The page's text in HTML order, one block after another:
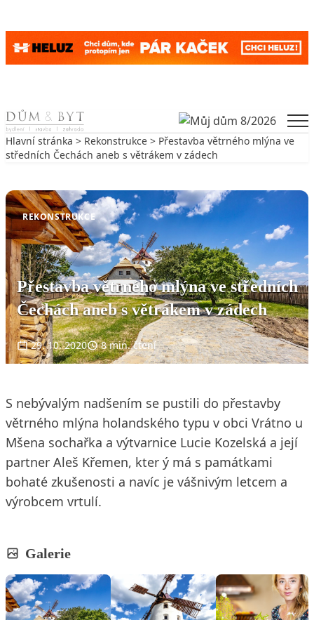
Skip to content
Hlavní stránka > Rekonstrukce > Přestavba větrného mlýna ve
středních Čechách aneb s větrákem v zádech
REKONSTRUKCE
Přestavba větrného mlýna ve středních
Čechách aneb s větrákem v zádech
29. 10. 2020 8 min. čtení
S nebývalým nadšením se pustili do přestavby
větrného mlýna holandského typu v obci Vrátno u
Mšena sochařka a výtvarnice Lucie Kozelská a její
partner Aleš Křemen, kter ý má s památkami
bohaté zkušenosti a navíc je vášnivým letcem a
výrobcem vrtulí.
Galerie